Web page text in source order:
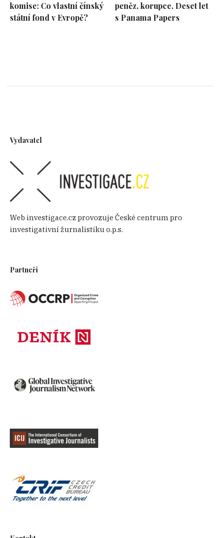
komise: Co vlastní čínský
státní fond v Evropě?
peněz, korupce. Deset let
s Panama Papers
Vydavatel
Web investigace.cz provozuje České centrum pro
investigativní žurnalistiku o.p.s.
Partneři